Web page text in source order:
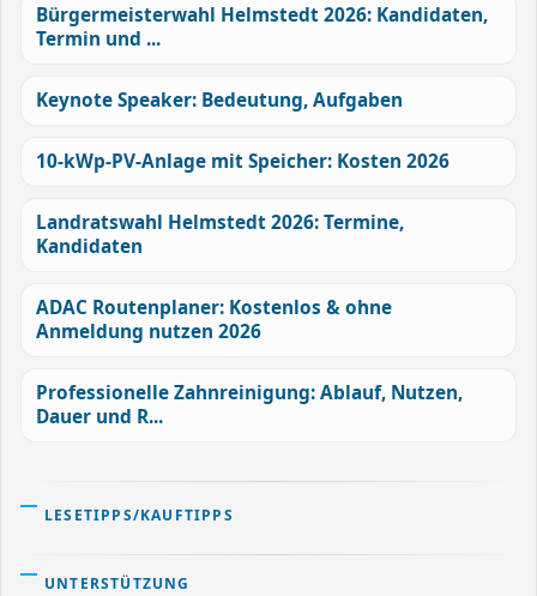
Bürgermeisterwahl Helmstedt 2026: Kandidaten,
Termin und ...
Keynote Speaker: Bedeutung, Aufgaben
10-kWp-PV-Anlage mit Speicher: Kosten 2026
Landratswahl Helmstedt 2026: Termine,
Kandidaten
ADAC Routenplaner: Kostenlos & ohne
Anmeldung nutzen 2026
Professionelle Zahnreinigung: Ablauf, Nutzen,
Dauer und R...
LESETIPPS/KAUFTIPPS
UNTERSTÜTZUNG